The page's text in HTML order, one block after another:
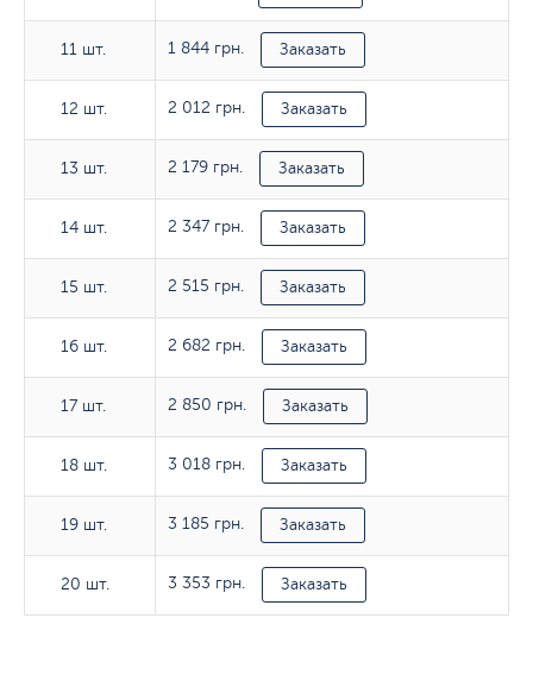
11 шт.
12 шт.
13 шт.
14 шт.
15 шт.
16 шт.
17 шт.
18 шт.
19 шт.
20 шт.
11 шт. 1 844 грн. Заказать
12 шт. 2 012 грн. Заказать
13 шт. 2 179 грн. Заказать
14 шт. 2 347 грн. Заказать
15 шт. 2 515 грн. Заказать
16 шт. 2 682 грн. Заказать
17 шт. 2 850 грн. Заказать
18 шт. 3 018 грн. Заказать
19 шт. 3 185 грн. Заказать
20 шт. 3 353 грн. Заказать